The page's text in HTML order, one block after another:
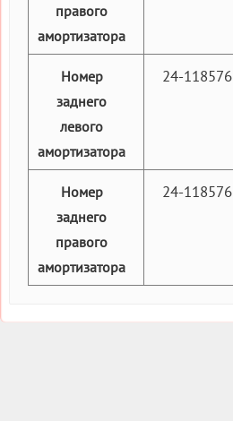
правого
амортизатора
Номер
заднего
левого
амортизатора
24-118576
Номер
заднего
правого
амортизатора
24-118576